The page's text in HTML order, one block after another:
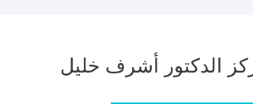
الدكتور أشرف خليل